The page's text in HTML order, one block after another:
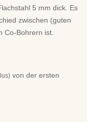
5 mm dick. Es
zwischen (guten
Co-Bohrern ist.
von der ersten